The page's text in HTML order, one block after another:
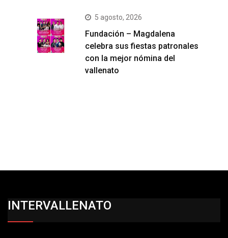
5 agosto, 2026
Fundación – Magdalena
celebra sus fiestas patronales
con la mejor nómina del
vallenato
INTERVALLENATO